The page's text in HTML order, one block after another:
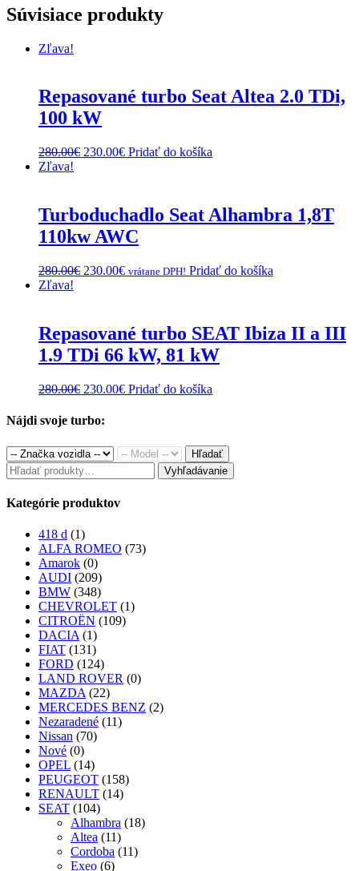
Súvisiace produkty
Zľava!
Repasované turbo Seat Altea 2.0 TDi,
100 kW
280.00€ Original
230.00€Current
Pridať do košíka
Zľava!
Turboduchadlo Seat Alhambra 1,8T
110kw AWC
280.00€ Original
230.00€Current
vrátane DPH! Pridať do košíka
Zľava!
Repasované turbo SEAT Ibiza II a III
1.9 TDi 66 kW, 81 kW
280.00€ Original
was:
230.00€Current
Pridať do košíka
Nájdi svoje turbo:
Hľadať
Hľadať: Vyhľadávanie
Kategórie produktov
418 d (1)
ALFA ROMEO (73)
Amarok (0)
AUDI (209)
BMW (348)
CHEVROLET (1)
CITROËN (109)
DACIA (1)
FIAT (131)
FORD (124)
LAND ROVER (0)
MAZDA (22)
MERCEDES BENZ (2)
Nezaradené (11)
Nissan (70)
Nové (0)
OPEL (14)
PEUGEOT (158)
RENAULT (14)
SEAT (104)
Alhambra (18)
Altea (11)
Cordoba (11)
Exeo (6)